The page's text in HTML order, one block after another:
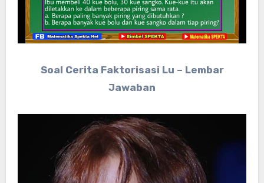
Soal Cerita Faktorisasi Lu – Lembar
Jawaban